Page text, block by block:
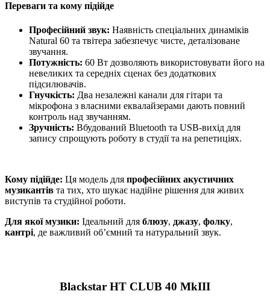
Переваги та кому підійде
Професійний звук: Наявність спеціальних динаміків
Natural 60 та твітера забезпечує чисте, деталізоване
звучання.
Потужність: 60 Вт дозволяють використовувати його на
невеликих та середніх сценах без додаткових
підсилювачів.
Гнучкість: Два незалежні канали для гітари та
мікрофона з власними еквалайзерами дають повний
контроль над звучанням.
Зручність: Вбудований Bluetooth та USB-вихід для
запису спрощують роботу в студії та на репетиціях.
Кому підійде: Ця модель для професійних акустичних
музикантів та тих, хто шукає надійне рішення для живих
виступів та студійної роботи.
Для якої музики: Ідеальний для блюзу, джазу, фолку,
кантрі, де важливий об’ємний та натуральний звук.
Blackstar HT CLUB 40 MkIII